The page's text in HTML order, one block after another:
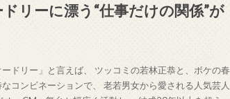
リーに漂う“仕事だけの関係”が
ドリー」と言えば、 ツッコミの若林正恭と、ボケの春
コンビネーションで、 老若男女から愛される人気芸人